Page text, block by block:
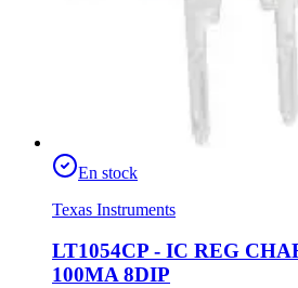
En stock
Texas Instruments
LT1054CP - IC REG
100MA 8DIP